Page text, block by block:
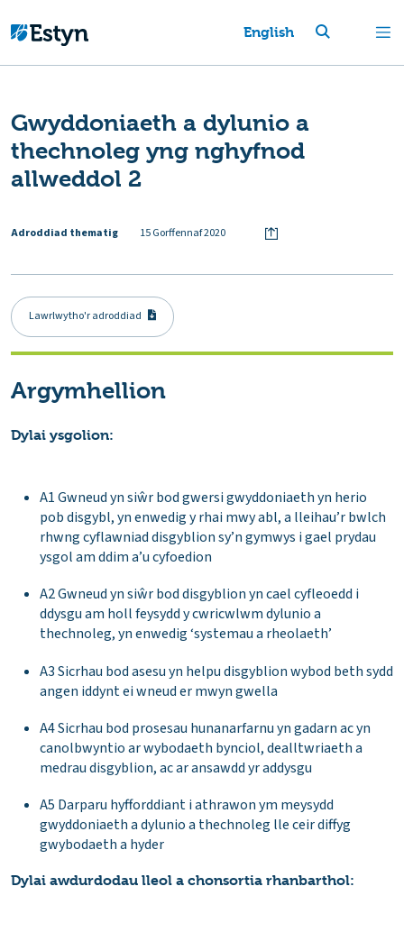
English
Gwyddoniaeth a dylunio a
thechnoleg yng nghyfnod
allweddol 2
Adroddiad thematig 15 Gorffennaf 2020
Lawrlwytho'r adroddiad
Argymhellion
Dylai ysgolion:
A1 Gwneud yn siŵr bod gwersi gwyddoniaeth yn herio
pob disgybl, yn enwedig y rhai mwy abl, a lleihau’r bwlch
rhwng cyflawniad disgyblion sy’n gymwys i gael prydau
ysgol am ddim a’u cyfoedion
A2 Gwneud yn siŵr bod disgyblion yn cael cyfleoedd i
ddysgu am holl feysydd y cwricwlwm dylunio a
thechnoleg, yn enwedig ‘systemau a rheolaeth’
A3 Sicrhau bod asesu yn helpu disgyblion wybod beth sydd
angen iddynt ei wneud er mwyn gwella
A4 Sicrhau bod prosesau hunanarfarnu yn gadarn ac yn
canolbwyntio ar wybodaeth bynciol, dealltwriaeth a
medrau disgyblion, ac ar ansawdd yr addysgu
A5 Darparu hyfforddiant i athrawon ym meysydd
gwyddoniaeth a dylunio a thechnoleg lle ceir diffyg
gwybodaeth a hyder
Dylai awdurdodau lleol a chonsortia rhanbarthol: